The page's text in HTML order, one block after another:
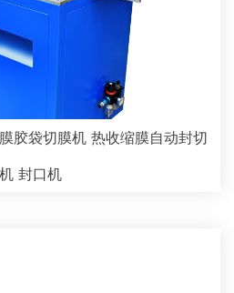
胶袋切膜机 热收缩膜自动封切
机 封口机